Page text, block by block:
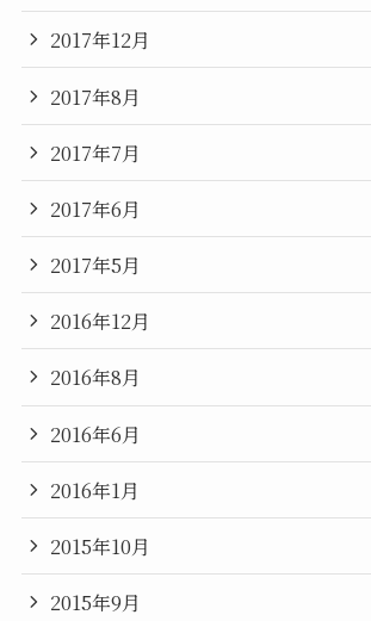
2017年12月
2017年8月
2017年7月
2017年6月
2017年5月
2016年12月
2016年8月
2016年6月
2016年1月
2015年10月
2015年9月